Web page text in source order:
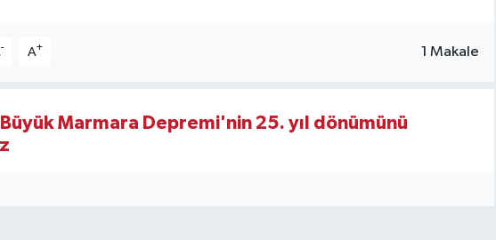
- A+ 1 Makale
Marmara Depremi'nin 25. yıl dönümünü